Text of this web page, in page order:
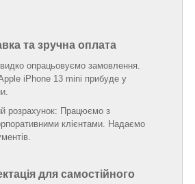
та зручна оплата
опрацьовуємо замовлення.
iPhone 13 mini прибуде у
розрахунок: Працюємо з
клієнтами. Надаємо
для самостійного